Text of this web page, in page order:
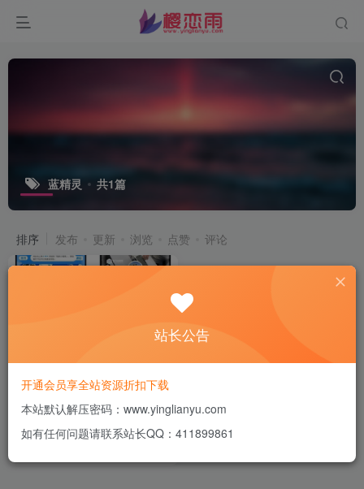
蓝精灵 共1篇
排序 发布 更新 浏览 点赞 评论
蓝精灵二开wordpress个人博
客小程序源码
付费资源 ￥5 小程序源码
站长公告
开通会员享全站资源折扣下载
本站默认解压密码：www.yinglianyu.com
如有任何问题请联系站长QQ：411899861